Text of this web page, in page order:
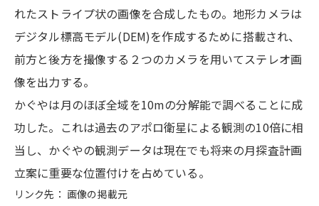
れたストライプ状の画像を合成したもの。地形カメラは
デジタル標高モデル(DEM)を作成するために搭載され、
前方と後方を撮像する２つのカメラを用いてステレオ画
像を出力する。
かぐやは月のほぼ全域を10mの分解能で調べることに成
功した。これは過去のアポロ衛星による観測の10倍に相
当し、かぐやの観測データは現在でも将来の月探査計画
立案に重要な位置付けを占めている。
リンク先： 画像の掲載元